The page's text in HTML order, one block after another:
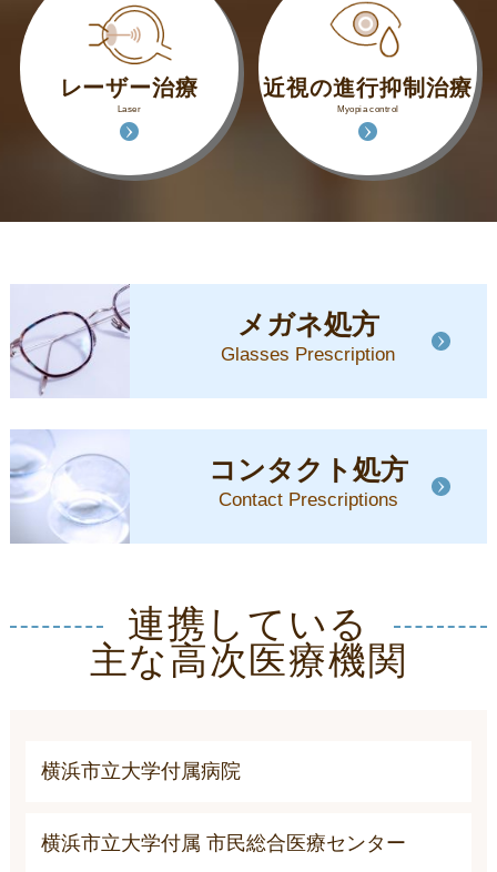
レーザー治療
Laser
近視の進行抑制治療
Myopia control
メガネ処方
Glasses Prescription
コンタクト処方
Contact Prescriptions
連携している
主な高次医療機関
横浜市立大学付属病院
横浜市立大学付属 市民総合医療センター